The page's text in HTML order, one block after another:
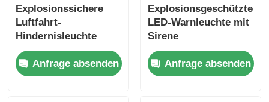
Explosionssichere
Luftfahrt-
Hindernisleuchte
Anfrage absenden
Explosionsgeschützte
LED-Warnleuchte mit
Sirene
Anfrage absenden